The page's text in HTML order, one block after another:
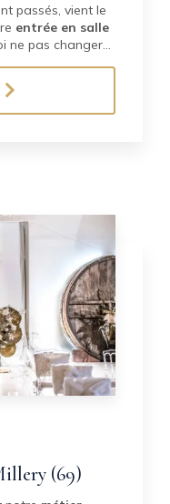
passés, vient le
entrée en salle
ne pas changer…
(69)